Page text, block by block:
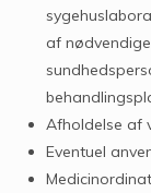
af
Afholdelse af
Eventuel